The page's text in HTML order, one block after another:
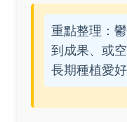
重點整理：
到成果、或
長期種植愛